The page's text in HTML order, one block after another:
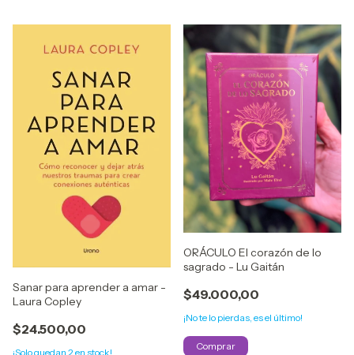
Sanar para aprender a amar -
Laura Copley
$24.500,00
¡Solo quedan 2 en stock!
ORÁCULO El corazón de lo
sagrado - Lu Gaitán
$49.000,00
¡No te lo pierdas, es el último!